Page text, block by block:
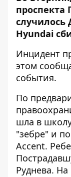
случилось
Hyundai
Инцидент
этом
события.
По
шла в
"зебре" и
Accent.
Руднева.